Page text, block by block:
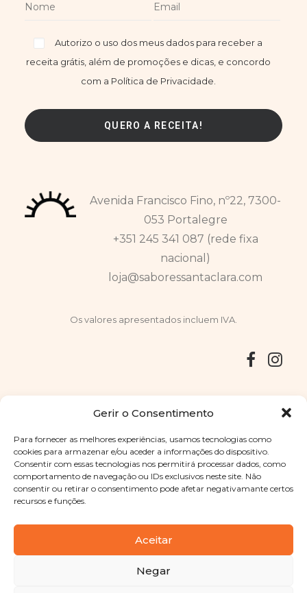
Gerir o Consentimento
Para fornecer as melhores experiências, usamos tecnologias como
cookies para armazenar e/ou aceder a informações do dispositivo.
Consentir com essas tecnologias nos permitirá processar dados, como
comportamento de navegação ou IDs exclusivos neste site. Não
consentir ou retirar o consentimento pode afetar negativamante certos
recursos e funções.
Aceitar
Negar
Autorizo o uso dos meus dados para receber a
receita grátis, além de promoções e dicas, e concordo
com a Política de Privacidade.
Avenida Francisco Fino, nº22, 7300-
053 Portalegre
+351 245 341 087 (rede fixa
nacional)
loja@saboressantaclara.com
Os valores apresentados incluem IVA.
Copyright © 2025 Sabores Santa Clara
. Todos os direitos
reservadosPolítica de Privacidade |Termos e condições
Designed byShift Your Branding Agency